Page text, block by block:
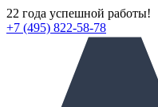
22 года успешной работы!
+7 (495) 822-58-78